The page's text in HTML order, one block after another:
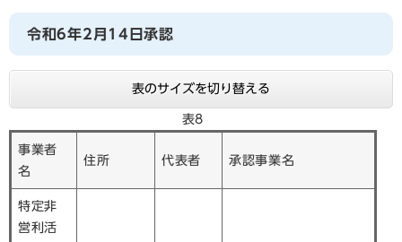
令和6年2月14日承認
表のサイズを切り替える
表8
事業者
名
住所 代表者 承認事業名
特定非
営利活